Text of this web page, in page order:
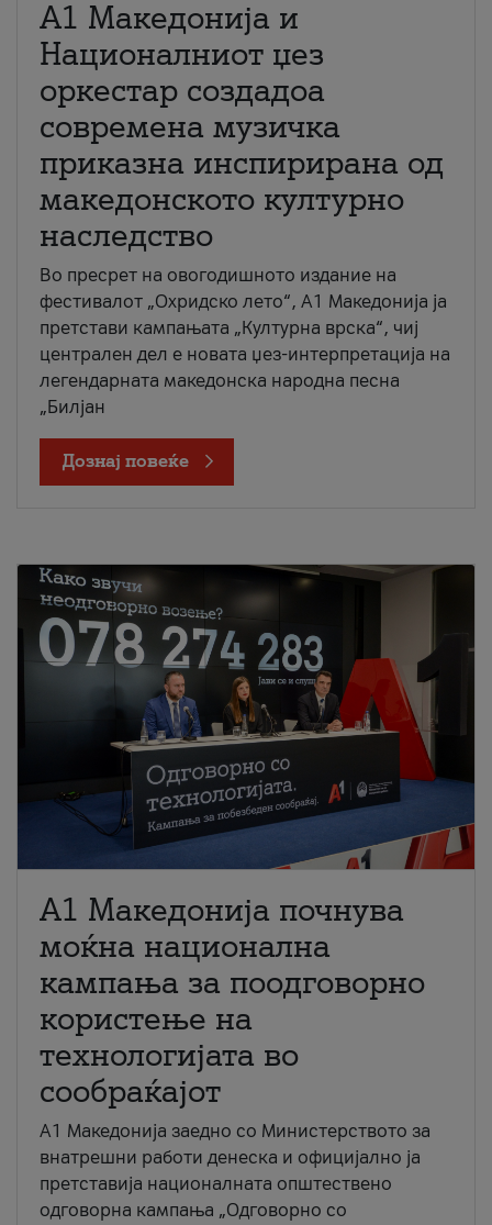
А1 Македонија и
Националниот џез
оркестар создадоа
современа музичка
приказна инспирирана од
македонското културно
наследство
Во пресрет на овогодишното издание на
фестивалот „Охридско лето“, А1 Македонија ја
претстави кампањата „Културна врска“, чиј
централен дел е новата џез-интерпретација на
легендарната македонска народна песна
„Билјан
Дознај повеќе
A1 Македонија почнува
моќна национална
кампања за поодговорно
користење на
технологијата во
сообраќајот
A1 Македонија заедно со Министерството за
внатрешни работи денеска и официјално ја
претставија националната општествено
одговорна кампања „Одговорно со